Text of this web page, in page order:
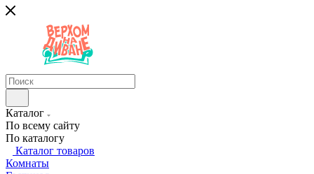
Каталог
По всему сайту
По каталогу
Каталог товаров
Комнаты